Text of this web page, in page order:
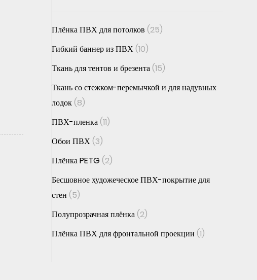
Плёнка ПВХ для потолков (25)
Гибкий баннер из ПВХ (10)
Ткань для тентов и брезента (15)
Ткань со стежком-перемычкой и для надувных
лодок (8)
ПВХ-пленка (11)
Обои ПВХ (3)
Плёнка PETG (2)
Бесшовное художеческое ПВХ-покрытие для
стен (5)
Полупрозрачная плёнка (2)
Плёнка ПВХ для фронтальной проекции (1)